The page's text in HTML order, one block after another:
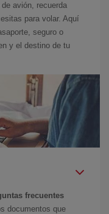
avión, recuerda
para volar. Aquí
seguro o
y el destino de tu
frecuentes
documentos que